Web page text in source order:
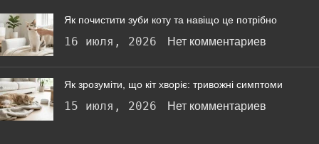
Як почистити зуби коту та навіщо це потрібно
16 июля, 2026 Нет комментариев
Як зрозуміти, що кіт хворіє: тривожні симптоми
15 июля, 2026 Нет комментариев